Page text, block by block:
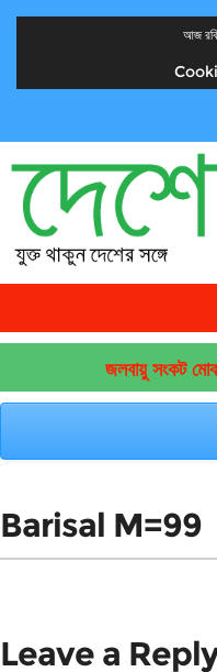
আজ
জলবায়ু সংকট
Barisal M=99
Leave a